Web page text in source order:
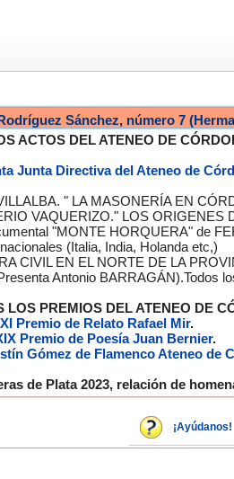
Sánchez, número 7
ACTOS DEL ATENEO DE
Junta Directiva del Ateneo de
" LA MASONERÍA EN
VAQUERIZO." LOS ORIGENES
"MONTE HORQUERA" de
(Italia, India, Holanda etc,)
CIVIL EN EL NORTE DE LA
Antonio BARRAGÁN).Todos
LOS PREMIOS DEL ATENEO DE
XI Premio de Relato Rafael Mir.
Premio de Poesía Juan Bernier.
Gómez de Flamenco Ateneo de
de Plata 2023, relación de
¡Ayúdanos!